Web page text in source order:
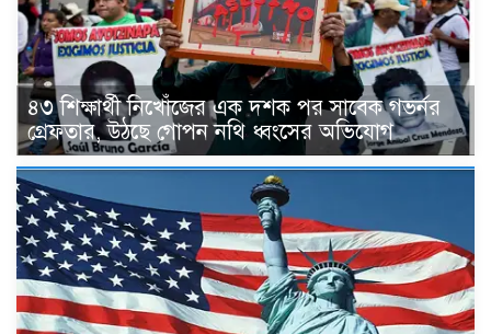
৪৩ শিক্ষার্থী নিখোঁজের এক দশক পর সাবেক গভর্নর
গ্রেফতার, উঠছে গোপন নথি ধ্বংসের অভিযোগ